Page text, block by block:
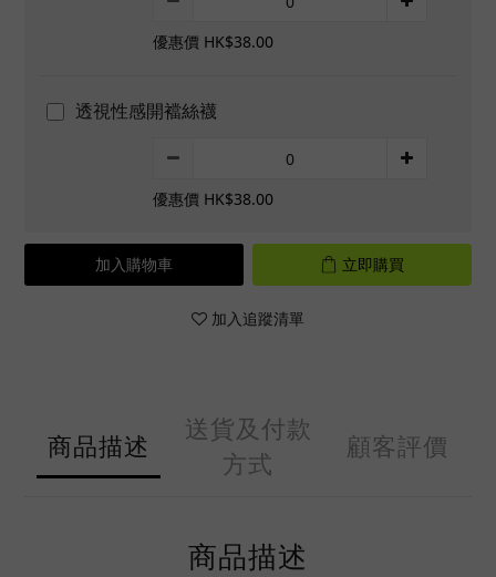
優惠價 HK$38.00
透視性感開襠絲襪
優惠價 HK$38.00
加入購物車 立即購買
加入追蹤清單
商品描述
送貨及付款
方式
顧客評價
商品描述